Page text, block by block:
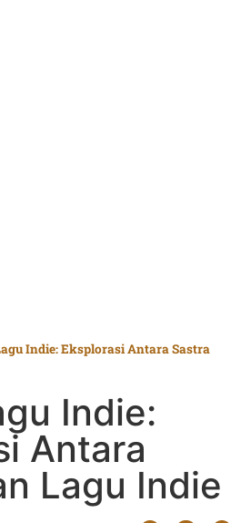
Indie: Eksplorasi Antara Sastra
Indie:
Antara
Lagu Indie